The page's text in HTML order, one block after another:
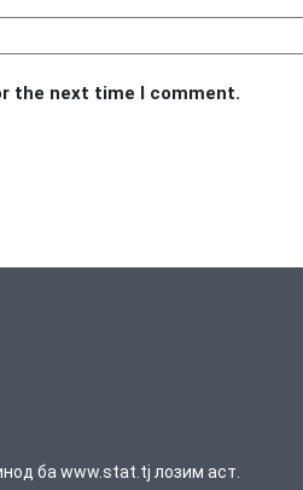
the next time I comment.
ба www.stat.tj лозим аст.